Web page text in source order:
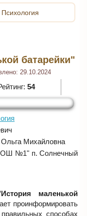
Психология
батарейки"
29.10.2024
54
Михайловна
№1" п. Солнечный
маленькой
проинформировать
способах